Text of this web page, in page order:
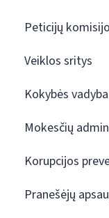
Peticijų
Veiklos sritys
Kokybės vadyba
Mokesčių
Korupcijos
Pranešėjų